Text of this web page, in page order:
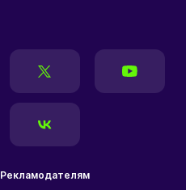
Рекламодателям